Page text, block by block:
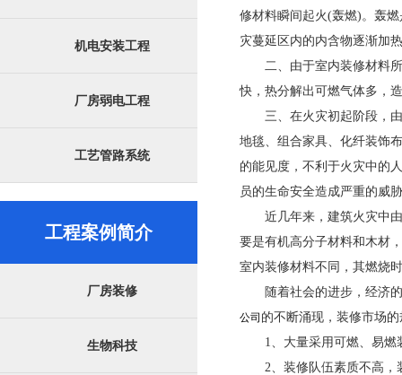
机电安装工程
厂房弱电工程
工艺管路系统
工程案例简介
厂房装修
生物科技
修材料瞬间起火(轰燃)。轰
灾蔓延区内的内含物逐渐加
二、由于室内装修材料
快，热分解出可燃气体多，
三、在火灾初起阶段，
地毯、组合家具、化纤装饰
的能见度，不利于火灾中的
员的生命安全造成严重的威
近几年来，建筑火灾中
要是有机高分子材料和木材
室内装修材料不同，其燃烧
随着社会的进步，经济
公司 的不断涌现，装修市场
1、大量采用可燃、易
2、装修队伍素质不高，